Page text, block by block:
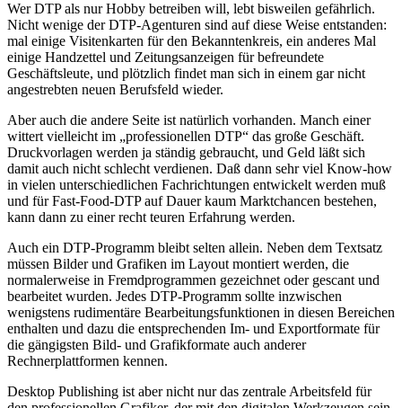
Wer DTP als nur Hobby betreiben will, lebt bisweilen gefährlich.
Nicht wenige der DTP-Agenturen sind auf diese Weise entstanden:
mal einige Visitenkarten für den Bekanntenkreis, ein anderes Mal
einige Handzettel und Zeitungsanzeigen für befreundete
Geschäftsleute, und plötzlich findet man sich in einem gar nicht
angestrebten neuen Berufsfeld wieder.
Aber auch die andere Seite ist natürlich vorhanden. Manch einer
wittert vielleicht im „professionellen DTP“ das große Geschäft.
Druckvorlagen werden ja ständig gebraucht, und Geld läßt sich
damit auch nicht schlecht verdienen. Daß dann sehr viel Know-how
in vielen unterschiedlichen Fachrichtungen entwickelt werden muß
und für Fast-Food-DTP auf Dauer kaum Marktchancen bestehen,
kann dann zu einer recht teuren Erfahrung werden.
Auch ein DTP-Programm bleibt selten allein. Neben dem Textsatz
müssen Bilder und Grafiken im Layout montiert werden, die
normalerweise in Fremdprogrammen gezeichnet oder gescant und
bearbeitet wurden. Jedes DTP-Programm sollte inzwischen
wenigstens rudimentäre Bearbeitungsfunktionen in diesen Bereichen
enthalten und dazu die entsprechenden Im- und Exportformate für
die gängigsten Bild- und Grafikformate auch anderer
Rechnerplattformen kennen.
Desktop Publishing ist aber nicht nur das zentrale Arbeitsfeld für